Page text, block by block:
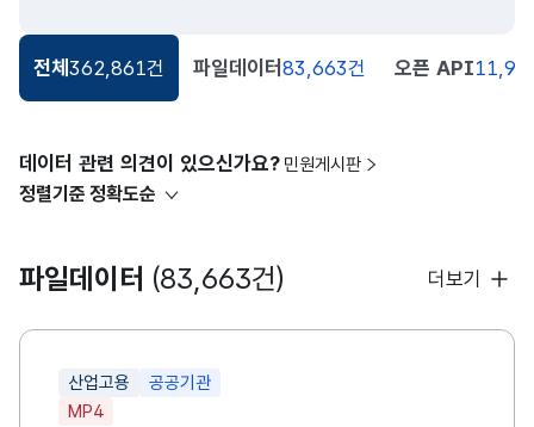
전체 362,861건 파일데이터 83,663건 오픈 API
데이터 관련 의견이 있으신가요? 민원게시판
정렬기준 정확도순
파일데이터 (83,663건) 더보기
산업고용
공공기관
MP4